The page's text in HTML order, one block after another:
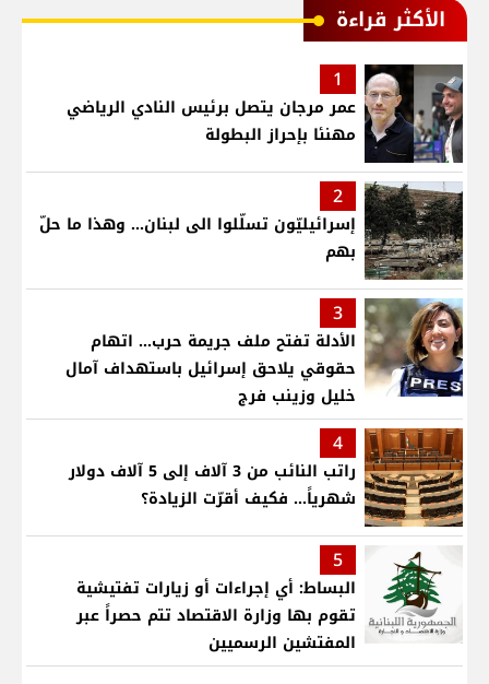
الأكثر قراءة
1
عمر مرجان يتصل برئيس النادي الرياضي
مهنئا بإحراز البطولة
2
إسرائيليّون تسلّلوا الى لبنان... وهذا ما حلّ
بهم
3
الأدلة تفتح ملف جريمة حرب... اتهام
حقوقي يلاحق إسرائيل باستهداف آمال
خليل وزينب فرج
4
راتب النائب من 3 آلاف إلى 5 آلاف دولار
شهرياً... فكيف أقرّت الزيادة؟
5
البساط: أي إجراءات أو زيارات تفتيشية
تقوم بها وزارة الاقتصاد تتم حصراً عبر
المفتشين الرسميين